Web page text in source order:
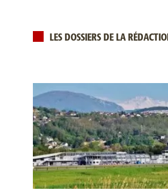
LES DOSSIERS DE LA